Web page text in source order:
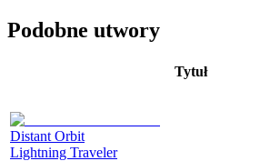
Podobne utwory
Tytuł
Distant Orbit
Lightning Traveler